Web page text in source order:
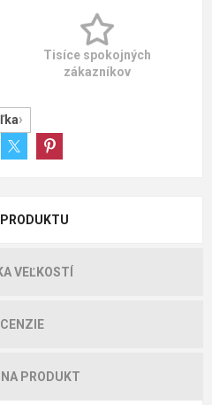
Tisíce spokojných
zákazníkov
VEĽKOSTÍ
PRODUKT